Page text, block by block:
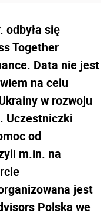
odbyła się
Together
Data nie jest
na celu
w rozwoju
Uczestniczki
od
m.in. na
jest
Polska we